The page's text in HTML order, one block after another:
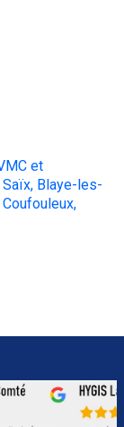
et
Saïx, Blaye-les-